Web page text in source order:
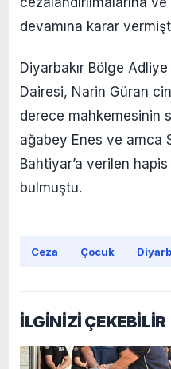
devamına karar
Diyarbakır Bölge
Dairesi, Narin Güran
derece mahkemesinin
ağabey Enes ve amca
Bahtiyar’a verilen
bulmuştu.
Ceza Çocuk
İLGİNİZİ ÇEKEBİLİR